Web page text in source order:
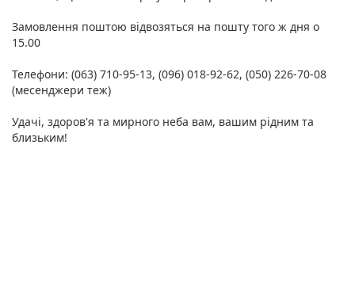
Замовлення поштою відвозяться на пошту того ж дня о
15.00
Телефони: (063) 710-95-13, (096) 018-92-62, (050) 226-70-08
(месенджери теж)
Удачі, здоров'я та мирного неба вам, вашим рідним та
близьким!